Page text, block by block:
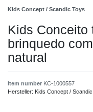
Kids Concept / Scandic Toys
Kids Conceito
brinquedo
natural
Item number KC-1000557
Hersteller: Kids Concept /